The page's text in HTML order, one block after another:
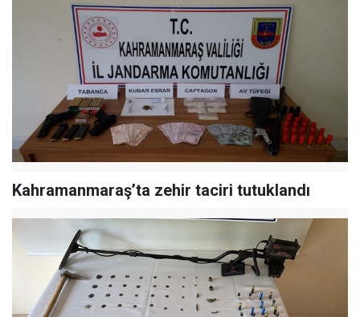
Kahramanmaraş’ta zehir taciri tutuklandı